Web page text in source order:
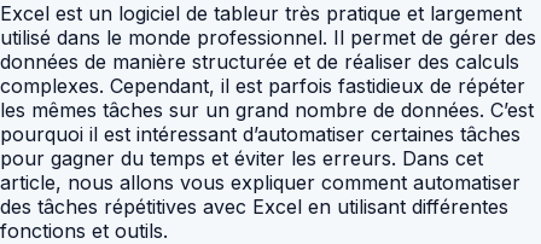
Excel est un logiciel de tableur très pratique et largement
utilisé dans le monde professionnel. Il permet de gérer des
données de manière structurée et de réaliser des calculs
complexes. Cependant, il est parfois fastidieux de répéter
les mêmes tâches sur un grand nombre de données. C’est
pourquoi il est intéressant d’automatiser certaines tâches
pour gagner du temps et éviter les erreurs. Dans cet
article, nous allons vous expliquer comment automatiser
des tâches répétitives avec Excel en utilisant différentes
fonctions et outils.